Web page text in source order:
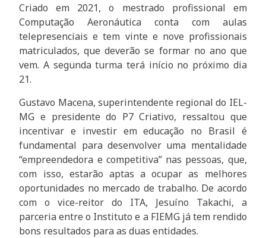
Criado em 2021, o mestrado profissional em
Computação Aeronáutica conta com aulas
telepresenciais e tem vinte e nove profissionais
matriculados, que deverão se formar no ano que
vem. A segunda turma terá início no próximo dia
21.
Gustavo Macena, superintendente regional do IEL-
MG e presidente do P7 Criativo, ressaltou que
incentivar e investir em educação no Brasil é
fundamental para desenvolver uma mentalidade
“empreendedora e competitiva” nas pessoas, que,
com isso, estarão aptas a ocupar as melhores
oportunidades no mercado de trabalho. De acordo
com o vice-reitor do ITA, Jesuíno Takachi, a
parceria entre o Instituto e a FIEMG já tem rendido
bons resultados para as duas entidades.